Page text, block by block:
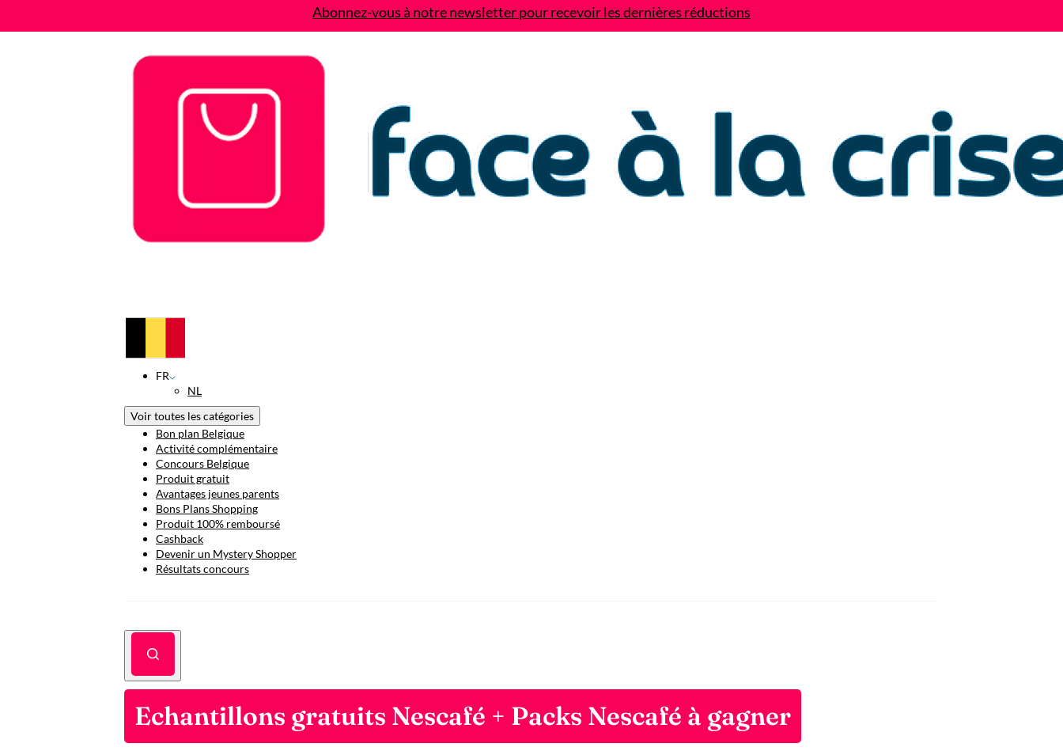
Abonnez-vous à notre newsletter pour recevoir les dernières réductions
FR
NL
Voir toutes les catégories
Bon plan Belgique
Activité complémentaire
Concours Belgique
Produit gratuit
Avantages jeunes parents
Bons Plans Shopping
Produit 100% remboursé
Cashback
Devenir un Mystery Shopper
Résultats concours
Echantillons gratuits Nescafé + Packs Nescafé à gagner